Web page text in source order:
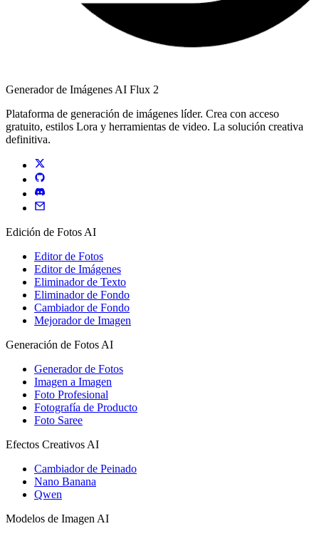
Generador de Imágenes AI Flux 2
Plataforma de generación de imágenes líder. Crea con acceso
gratuito, estilos Lora y herramientas de video. La solución creativa
definitiva.
Edición de Fotos AI
Editor de Fotos
Editor de Imágenes
Eliminador de Texto
Eliminador de Fondo
Cambiador de Fondo
Mejorador de Imagen
Generación de Fotos AI
Generador de Fotos
Imagen a Imagen
Foto Profesional
Fotografía de Producto
Foto Saree
Efectos Creativos AI
Cambiador de Peinado
Nano Banana
Qwen
Modelos de Imagen AI